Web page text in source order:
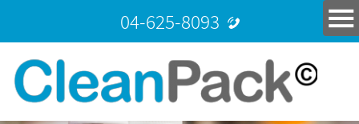
04-625-8093